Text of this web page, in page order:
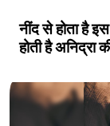
नींद से होता है
होती है अनिद्रा